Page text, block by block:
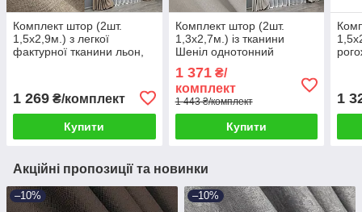
Комплект штор (2шт.
1,5х2,9м.) з легкої
фактурної тканини льон,
1 269 ₴/комплект
Купити
Комплект штор (2шт.
1,3х2,7м.) із тканини
Шеніл однотонний
білий. Код 1698ш 39-981
1 371₴/
комплект
1 443 ₴/комплект
Купити
1
Акційні пропозиції та новинки
–10% –10%